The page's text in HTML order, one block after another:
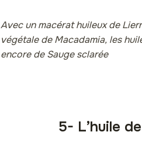
Avec un macérat huileux de
végétale de Macadamia, les
encore de Sauge sclarée
5- L’huile